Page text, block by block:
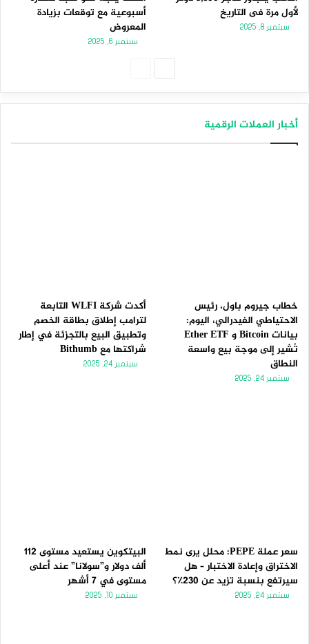
لأول مرة فى التاريخ
سبتمبر 8, 2025
أسبوعية مع توقعات بزيادة
المعروض
سبتمبر 6, 2025
أخبار العملات الرقمية
خطاب جيروم باول، رئيس
الاحتياطي الفيدرالي، اليوم:
بيانات Bitcoin و Ether ETF
تُشير إلى موجة بيع واسعة
النطاق
سبتمبر 24, 2025
أكدت شركة WLFI التابعة
لترامب إطلاق بطاقة الخصم
وتطبيق البيع بالتجزئة في إطار
شراكتها مع Bithumb
سبتمبر 24, 2025
سعر عملة PEPE: محلل يرى نمط
الاختراق وإعادة الاختبار – هل
سيرتفع بنسبة تزيد عن 230٪؟
سبتمبر 24, 2025
البيتكوين يستعيد مستوى 112
ألف دولار و”سولانا” عند أعلى
مستوى في 7 أشهر
سبتمبر 10, 2025